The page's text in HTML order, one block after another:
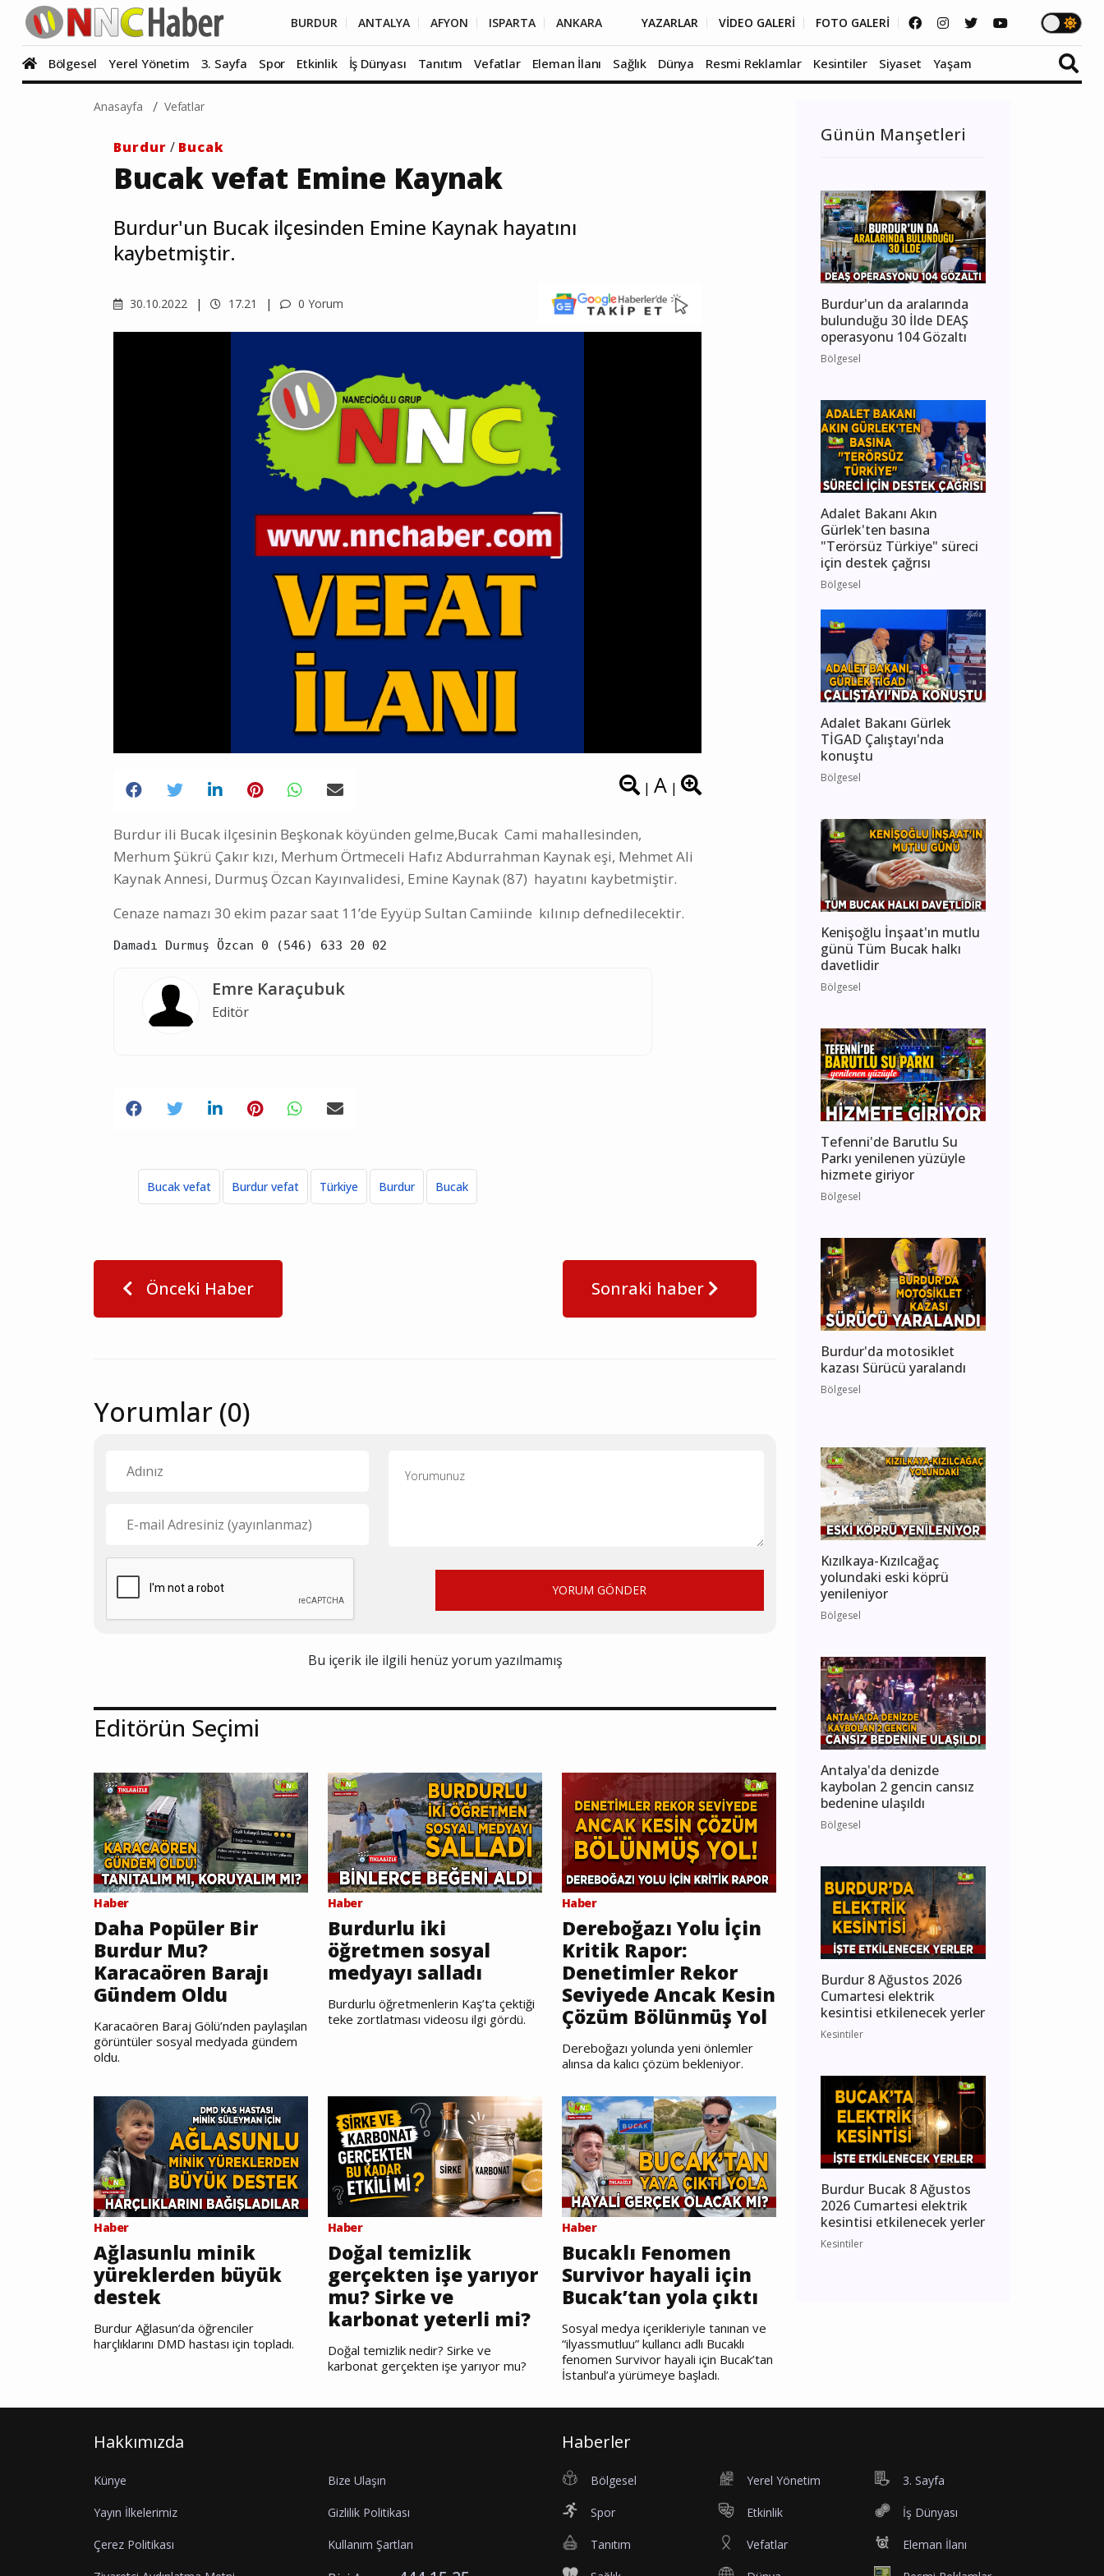
BURDUR ANTALYA AFYON ISPARTA ANKARA YAZARLAR VİDEO GALERİ FOTO GALERİ
Bölgesel Yerel Yönetim 3. Sayfa Spor Etkinlik İş Dünyası Tanıtım Vefatlar Eleman İlanı Sağlık Dünya Resmi Reklamlar Kesintiler Siyaset Yaşam
Anasayfa Vefatlar
Burdur / Bucak
Bucak vefat Emine Kaynak
Burdur'un Bucak ilçesinden Emine Kaynak hayatını
kaybetmiştir.
30.10.2022 17.21 0 Yorum
| A|
Burdur ili Bucak ilçesinin Beşkonak köyünden gelme,Bucak Cami mahallesinden,
Merhum Şükrü Çakır kızı, Merhum Örtmeceli Hafız Abdurrahman Kaynak eşi, Mehmet Ali
Kaynak Annesi, Durmuş Özcan Kayınvalidesi, Emine Kaynak (87) hayatını kaybetmiştir.
Cenaze namazı 30 ekim pazar saat 11’de Eyyüp Sultan Camiinde kılınıp defnedilecektir.
Damadı Durmuş Özcan 0 (546) 633 20 02
Emre Karaçubuk
Editör
Bucak vefat Burdur vefat Türkiye Burdur Bucak
Önceki Haber Sonraki haber
Yorumlar (0)
YORUM GÖNDER
Bu içerik ile ilgili henüz yorum yazılmamış
Editörün Seçimi
Haber
Daha Popüler Bir
Burdur Mu?
Karacaören Barajı
Gündem Oldu
Karacaören Baraj Gölü’nden paylaşılan
görüntüler sosyal medyada gündem
oldu.
Haber
Burdurlu iki
öğretmen sosyal
medyayı salladı
Burdurlu öğretmenlerin Kaş’ta çektiği
teke zortlatması videosu ilgi gördü.
Haber
Dereboğazı Yolu İçin
Kritik Rapor:
Denetimler Rekor
Seviyede Ancak Kesin
Çözüm Bölünmüş Yol
Dereboğazı yolunda yeni önlemler
alınsa da kalıcı çözüm bekleniyor.
Haber
Ağlasunlu minik
yüreklerden büyük
destek
Burdur Ağlasun’da öğrenciler
harçlıklarını DMD hastası için topladı.
Haber
Doğal temizlik
gerçekten işe yarıyor
mu? Sirke ve
karbonat yeterli mi?
Doğal temizlik nedir? Sirke ve
karbonat gerçekten işe yarıyor mu?
Haber
Bucaklı Fenomen
Survivor hayali için
Bucak’tan yola çıktı
Sosyal medya içerikleriyle tanınan ve
“ilyassmutluu” kullancı adlı Bucaklı
fenomen Survivor hayali için Bucak’tan
İstanbul’a yürümeye başladı.
Günün Manşetleri
Burdur'un da aralarında
bulunduğu 30 İlde DEAŞ
operasyonu 104 Gözaltı
Bölgesel
Adalet Bakanı Akın
Gürlek'ten basına
"Terörsüz Türkiye" süreci
için destek çağrısı
Bölgesel
Adalet Bakanı Gürlek
TİGAD Çalıştayı'nda
konuştu
Bölgesel
Kenişoğlu İnşaat'ın mutlu
günü Tüm Bucak halkı
davetlidir
Bölgesel
Tefenni'de Barutlu Su
Parkı yenilenen yüzüyle
hizmete giriyor
Bölgesel
Burdur'da motosiklet
kazası Sürücü yaralandı
Bölgesel
Kızılkaya-Kızılcağaç
yolundaki eski köprü
yenileniyor
Bölgesel
Antalya'da denizde
kaybolan 2 gencin cansız
bedenine ulaşıldı
Bölgesel
Burdur 8 Ağustos 2026
Cumartesi elektrik
kesintisi etkilenecek yerler
Kesintiler
Burdur Bucak 8 Ağustos
2026 Cumartesi elektrik
kesintisi etkilenecek yerler
Kesintiler
Hakkımızda
Künye Bize Ulaşın
Yayın İlkelerimiz Gizlilik Politikası
Çerez Politikası Kullanım Şartları
Haberler
Bölgesel Yerel Yönetim 3. Sayfa
Spor Etkinlik İş Dünyası
Tanıtım Vefatlar Eleman İlanı